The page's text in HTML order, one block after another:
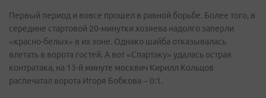
Первый период и вовсе прошел в равной борьбе. Более того, в
середине стартовой 20-минутки хозяева надолго заперли
«красно-белых» в их зоне. Однако шайба отказывалась
влетать в ворота гостей. А вот «Спартаку» удалась острая
контратака, на 13-й минуте москвич Кирилл Кольцов
распечатал ворота Игоря Бобкова – 0:1.